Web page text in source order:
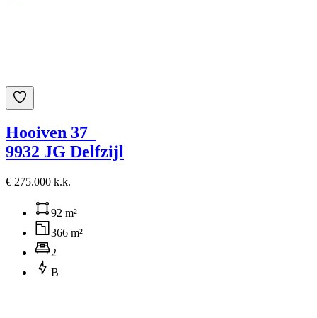
Hooiven 37
9932 JG Delfzijl
€ 275.000 k.k.
92 m²
366 m²
2
B